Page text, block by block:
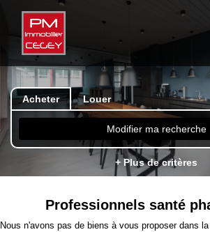
Acheter Louer
Modifier ma recherche
+ Plus de critères
Professionnels santé
Nous n'avons pas de biens à vous proposer dans